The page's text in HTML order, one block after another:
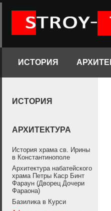
ИСТОРИЯ
ИСТОРИЯ
АРХИТЕКТУРА
История храма св. Ирины
в Константинополе
Архитектура набатейского
храма Петры Каср Бинт
Фараун (Дворец Дочери
Фараона)
Базилика в Курси